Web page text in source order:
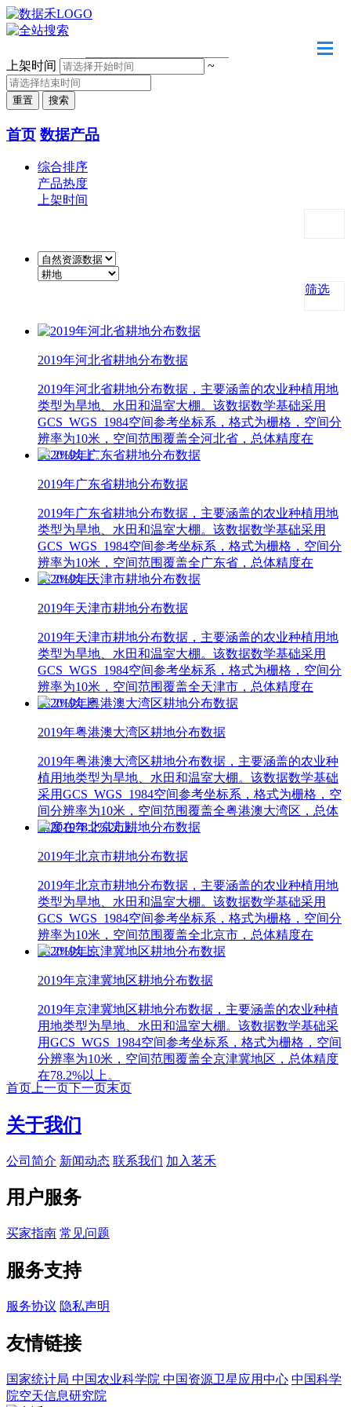
上架时间
~
首页 数据产品
综合排序
产品热度
上架时间
筛选
2019年河北省耕地分布数据
2019年河北省耕地分布数据，主要涵盖的农业种植用地
类型为旱地、水田和温室大棚。该数据数学基础采用
GCS_WGS_1984空间参考坐标系，格式为栅格，空间分
辨率为10米，空间范围覆盖全河北省，总体精度在
78.2%以上。
2019年广东省耕地分布数据
2019年广东省耕地分布数据，主要涵盖的农业种植用地
类型为旱地、水田和温室大棚。该数据数学基础采用
GCS_WGS_1984空间参考坐标系，格式为栅格，空间分
辨率为10米，空间范围覆盖全广东省，总体精度在
78.2%以上。
2019年天津市耕地分布数据
2019年天津市耕地分布数据，主要涵盖的农业种植用地
类型为旱地、水田和温室大棚。该数据数学基础采用
GCS_WGS_1984空间参考坐标系，格式为栅格，空间分
辨率为10米，空间范围覆盖全天津市，总体精度在
78.2%以上。
2019年粤港澳大湾区耕地分布数据
2019年粤港澳大湾区耕地分布数据，主要涵盖的农业种
植用地类型为旱地、水田和温室大棚。该数据数学基础
采用GCS_WGS_1984空间参考坐标系，格式为栅格，空
间分辨率为10米，空间范围覆盖全粤港澳大湾区，总体
精度在78.2%以上。
2019年北京市耕地分布数据
2019年北京市耕地分布数据，主要涵盖的农业种植用地
类型为旱地、水田和温室大棚。该数据数学基础采用
GCS_WGS_1984空间参考坐标系，格式为栅格，空间分
辨率为10米，空间范围覆盖全北京市，总体精度在
78.2%以上。
2019年京津冀地区耕地分布数据
2019年京津冀地区耕地分布数据，主要涵盖的农业种植
用地类型为旱地、水田和温室大棚。该数据数学基础采
用GCS_WGS_1984空间参考坐标系，格式为栅格，空间
分辨率为10米，空间范围覆盖全京津冀地区，总体精度
在78.2%以上。
首页 上一页下一页末页
关于我们
公司简介 新闻动态 联系我们 加入茗禾
用户服务
买家指南 常见问题
服务支持
服务协议 隐私声明
友情链接
国家统计局 中国农业科学院 中国资源卫星应用中心 中国科学
院空天信息研究院